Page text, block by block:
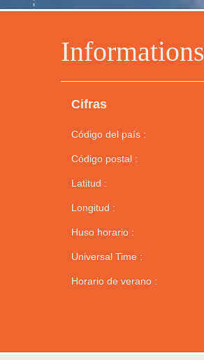
Informations
Cifras
Código del país :
Código postal :
Latitud :
Longitud :
Huso horario :
Universal Time :
Horario de verano :